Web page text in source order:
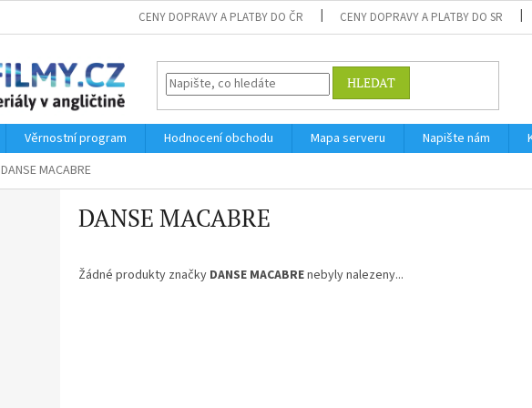
CENY DOPRAVY A PLATBY DO ČR CENY DOPRAVY A PLATBY DO SR
HLEDAT
Věrnostní program Hodnocení obchodu Mapa serveru Napište nám
DANSE MACABRE
DANSE MACABRE
Žádné produkty značky DANSE MACABREnebyly nalezeny...